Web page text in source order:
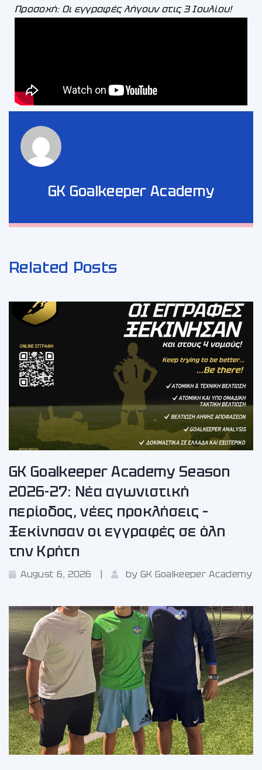
Προσοχή: Οι εγγραφές λήγουν στις 3 Ιουλίου!
GK Goalkeeper Academy
Related Posts
GK Goalkeeper Academy Season
2026-27: Νέα αγωνιστική
περίοδος, νέες προκλήσεις –
Ξεκίνησαν οι εγγραφές σε όλη
την Κρήτη
August 6, 2026 by GK Goalkeeper Academy